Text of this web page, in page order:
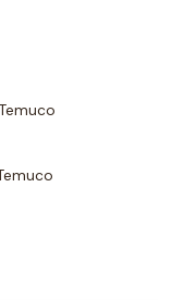
25, Temuco
5, Temuco